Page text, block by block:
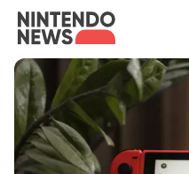
NAGRODY
NEWSY
RECENZJE